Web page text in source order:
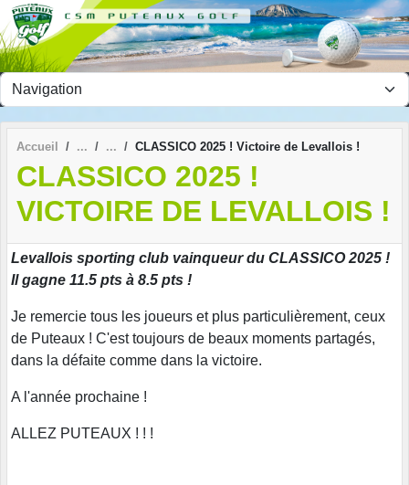
Accueil CLASSICO 2025 ! Victoire de Levallois !
CLASSICO 2025 !
VICTOIRE DE LEVALLOIS !
Levallois sporting club vainqueur du CLASSICO 2025 !
Il gagne 11.5 pts à 8.5 pts !
Je remercie tous les joueurs et plus particulièrement, ceux
de Puteaux ! C'est toujours de beaux moments partagés,
dans la défaite comme dans la victoire.
A l'année prochaine !
ALLEZ PUTEAUX ! ! !
Panneau de gestion des cookies